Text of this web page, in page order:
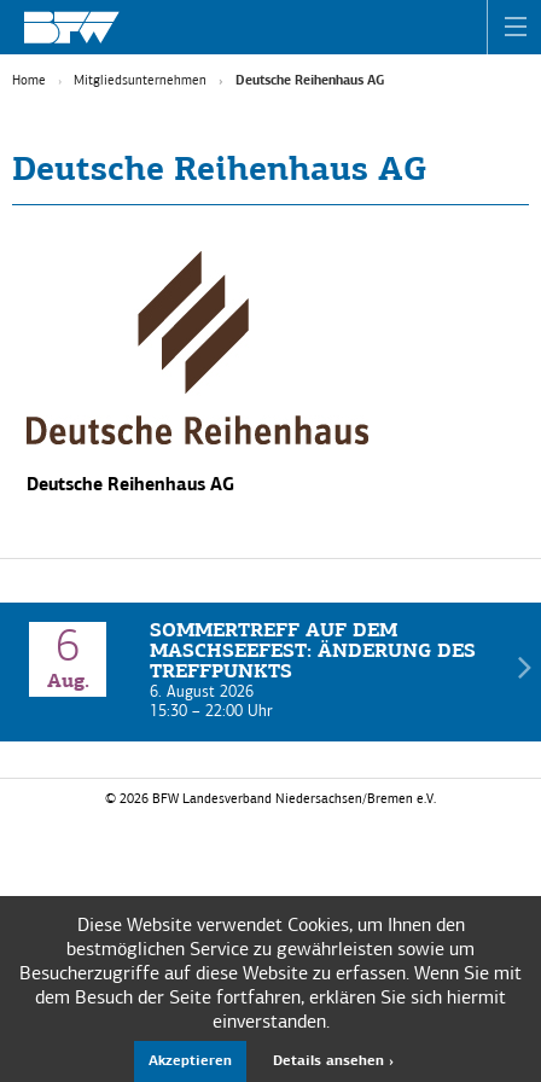
Home Mitgliedsunternehmen Deutsche Reihenhaus AG
Deutsche Reihenhaus AG
Deutsche Reihenhaus AG
6
Aug.
SOMMERTREFF AUF DEM
MASCHSEEFEST: ÄNDERUNG DES
TREFFPUNKTS
6. August 2026
15:30 – 22:00 Uhr
© 2026 BFW Landesverband Niedersachsen/Bremen e.V.
Diese Website verwendet Cookies, um Ihnen den
bestmöglichen Service zu gewährleisten sowie um
Besucherzugriffe auf diese Website zu erfassen. Wenn Sie mit
dem Besuch der Seite fortfahren, erklären Sie sich hiermit
einverstanden.
Akzeptieren Details ansehen ›